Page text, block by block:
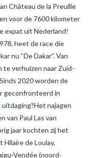
Château de la Preuille
voor de 7600 kilometer
expat uit Nederland!
heet de race die
nu “De Dakar”. Van
verhuizen naar Zuid-
2020 worden de
geconfronteerd in
uitdaging?Het najagen
van Paul Las van
jaar kochten zij het
Hilaire de Loulay,
Vendée (noord-